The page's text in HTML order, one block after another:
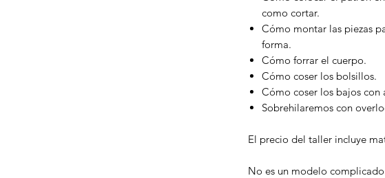
como cortar.
Cómo montar las piezas
forma.
Cómo forrar el cuerpo.
Cómo coser los bolsillos.
Cómo coser los bajos con
Sobrehilaremos con
El precio del taller incluye
No es un modelo